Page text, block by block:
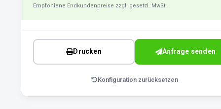
Empfohlene Endkundenpreise zzgl. gesetzl. MwSt.
Drucken Anfrage senden
Konfiguration zurücksetzen